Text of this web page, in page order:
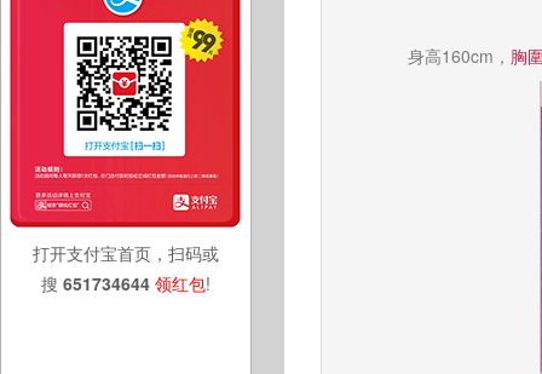
打开支付宝首页，扫码或
搜 651734644 领红包!
身高160cm， 胸